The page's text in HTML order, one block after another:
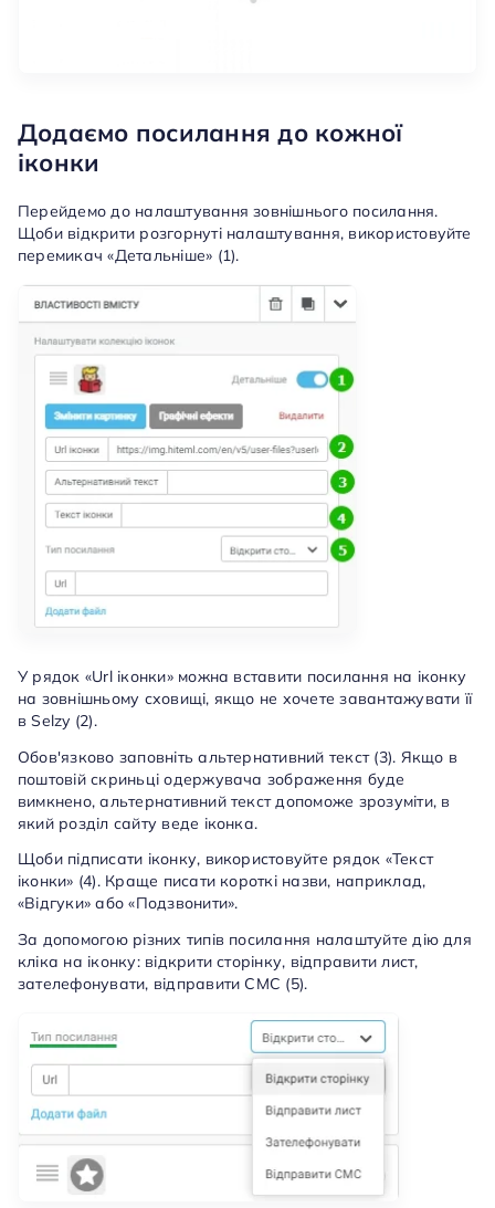
Додаємо посилання до кожної
іконки
Перейдемо до налаштування зовнішнього посилання.
Щоби відкрити розгорнуті налаштування, використовуйте
перемикач «Детальніше» (1).
У рядок «Url іконки» можна вставити посилання на іконку
на зовнішньому сховищі, якщо не хочете завантажувати її
в Selzy (2).
Обов'язково заповніть альтернативний текст (3). Якщо в
поштовій скриньці одержувача зображення буде
вимкнено, альтернативний текст допоможе зрозуміти, в
який розділ сайту веде іконка.
Щоби підписати іконку, використовуйте рядок «Текст
іконки» (4). Краще писати короткі назви, наприклад,
«Відгуки» або «Подзвонити».
За допомогою різних типів посилання налаштуйте дію для
кліка на іконку: відкрити сторінку, відправити лист,
зателефонувати, відправити СМС (5).